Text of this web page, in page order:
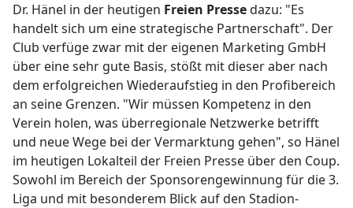
Dr. Hänel in der heutigen Freien Pressedazu: "Es
handelt sich um eine strategische Partnerschaft". Der
Club verfüge zwar mit der eigenen Marketing GmbH
über eine sehr gute Basis, stößt mit dieser aber nach
dem erfolgreichen Wiederaufstieg in den Profibereich
an seine Grenzen. "Wir müssen Kompetenz in den
Verein holen, was überregionale Netzwerke betrifft
und neue Wege bei der Vermarktung gehen", so Hänel
im heutigen Lokalteil der Freien Presse über den Coup.
Sowohl im Bereich der Sponsorengewinnung für die 3.
Liga und mit besonderem Blick auf den Stadion-